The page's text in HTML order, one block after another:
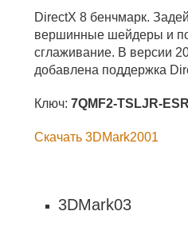
DirectX 8 бенчмарк.
вершинные шейдеры и
сглаживание. В версии
добавлена поддержка
Ключ:7QMF2-TSLJR-
Скачать 3DMark2001
3DMark03